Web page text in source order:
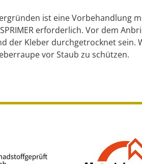
ist eine Vorbehandlung
SPRIMER erforderlich. Vor dem
der Kleber durchgetrocknet sein.
vor Staub zu schützen.